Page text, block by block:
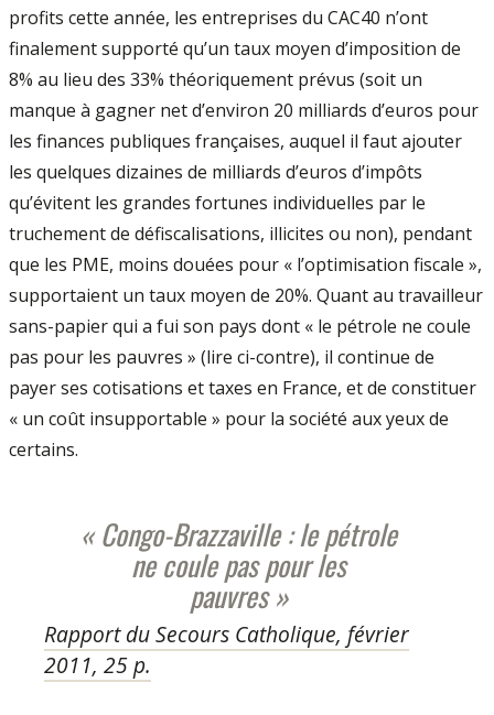
profits cette année, les entreprises du CAC40 n’ont
finalement supporté qu’un taux moyen d’imposition de
8% au lieu des 33% théoriquement prévus (soit un
manque à gagner net d’environ 20 milliards d’euros pour
les finances publiques françaises, auquel il faut ajouter
les quelques dizaines de milliards d’euros d’impôts
qu’évitent les grandes fortunes individuelles par le
truchement de défiscalisations, illicites ou non), pendant
que les PME, moins douées pour « l’optimisation fiscale »,
supportaient un taux moyen de 20%. Quant au travailleur
sans-papier qui a fui son pays dont « le pétrole ne coule
pas pour les pauvres » (lire ci-contre), il continue de
payer ses cotisations et taxes en France, et de constituer
« un coût insupportable » pour la société aux yeux de
certains.
« Congo-Brazzaville : le pétrole
ne coule pas pour les
pauvres »
Rapport du Secours Catholique, février
2011, 25 p.